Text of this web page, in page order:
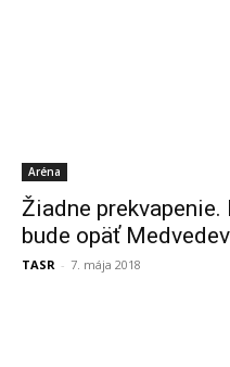
Aréna
Žiadne
bude opäť Medvedev
TASR - 7. mája 2018